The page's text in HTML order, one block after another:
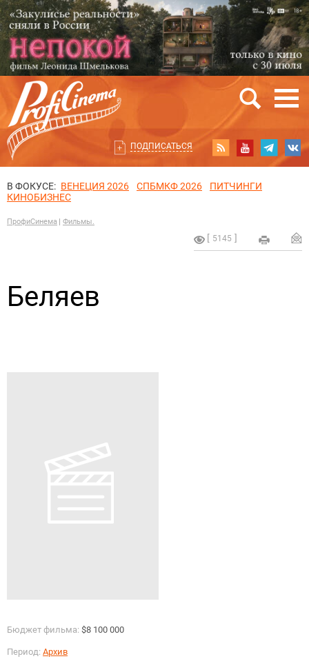
ПОДПИСАТЬСЯ
В ФОКУСЕ: ВЕНЕЦИЯ 2026 СПБМКФ 2026
ПИТЧИНГИ
КИНОБИЗНЕС
ПрофиСинема Фильмы.
5145
Беляев
Бюджет фильма: $8 100 000
Период: Архив